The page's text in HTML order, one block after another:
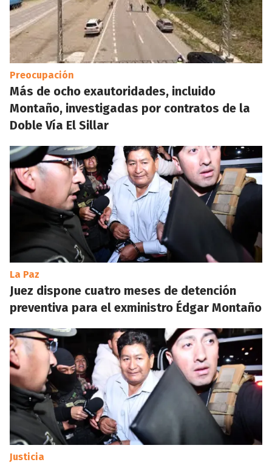
Preocupación
Más de ocho exautoridades, incluido
Montaño, investigadas por contratos de la
Doble Vía El Sillar
La Paz
Juez dispone cuatro meses de detención
preventiva para el exministro Édgar Montaño
Justicia